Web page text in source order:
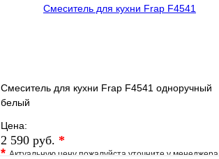
Смеситель для кухни Frap F4541 одноручный
белый
Цена:
2 590 руб. *
*Актуальную цену пожалуйста уточните у менеджера